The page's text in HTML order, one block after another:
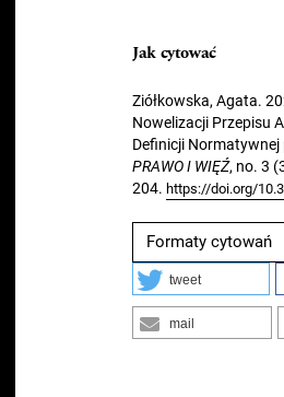
Jak cytować
Ziółkowska, Agata.
Nowelizacji Przepisu
Definicji Normatywnej
PRAWO I WIĘŹ, no. 3
204. https://doi.org/
Formaty cytowań
tweet
mail